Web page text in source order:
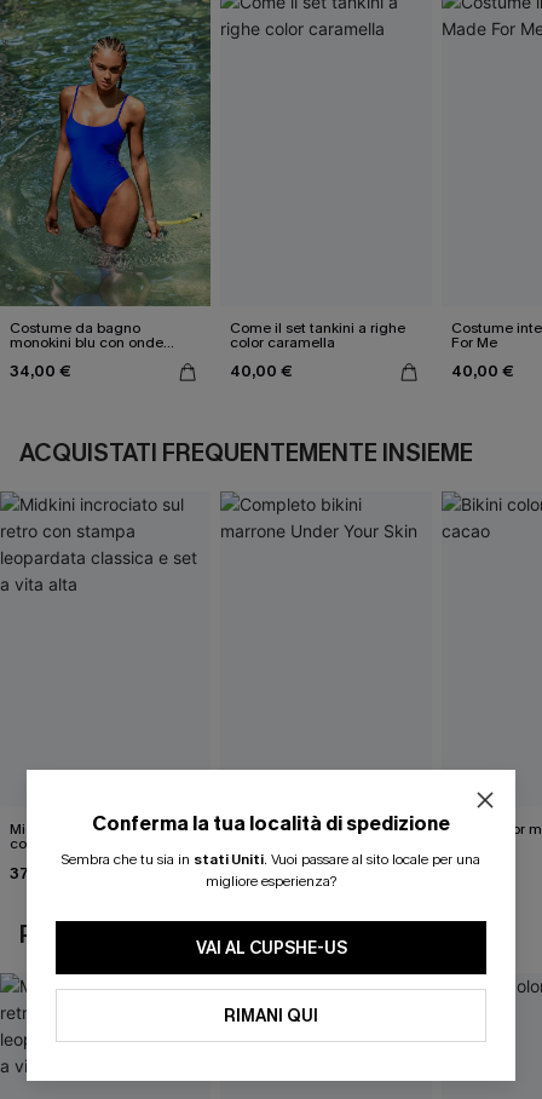
Costume da bagno
monokini blu con onde
34,00 €
Come il set tankini a righe
color caramella
40,00 €
Costume
For Me
40,00 €
ACQUISTATI FREQUENTEMENTE INSIEME
Midkini incrociato sul retro
con stampa leopardata
classica e set a vita alta
37,00 €
Completo bikini marrone
40,00 €
Bikini color
40,00 €
POTREBBE INTERESSARTI ANCHE
Conferma la tua località di spedizione
Sembra che tu sia in stati Uniti. Vuoi passare al sito locale per una
migliore esperienza?
VAI AL CUPSHE-US
RIMANI QUI